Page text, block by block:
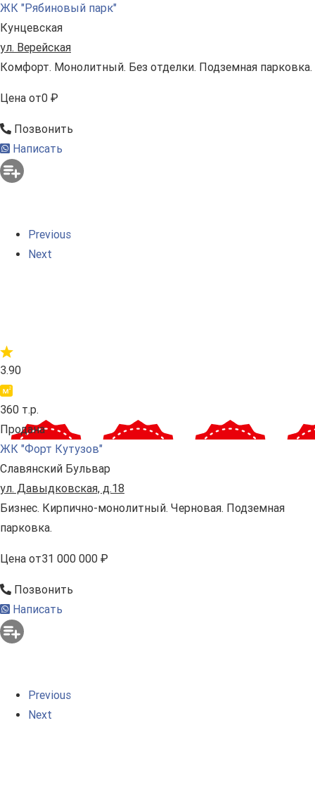
ЖК "Рябиновый парк"
Кунцевская
ул. Верейская
Комфорт. Монолитный. Без отделки. Подземная парковка.
Цена от0 ₽
Позвонить
Написать
Previous
Next
3.90
360 т.р.
Продана
ЖК "Форт Кутузов"
Славянский Бульвар
ул. Давыдковская, д.18
Бизнес. Кирпично-монолитный. Черновая. Подземная
парковка.
Цена от31 000 000 ₽
Позвонить
Написать
Previous
Next